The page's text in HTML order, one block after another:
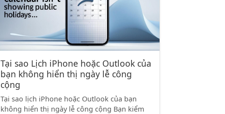
Tại sao Lịch iPhone hoặc Outlook của
bạn không hiển thị ngày lễ công
cộng
Tại sao lịch iPhone hoặc Outlook của bạn
không hiển thị ngày lễ công cộng Bạn kiểm